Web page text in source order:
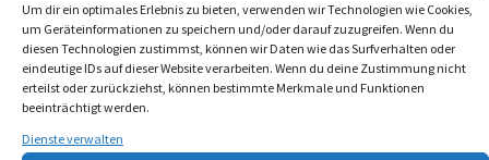
Um dir ein optimales Erlebnis zu bieten, verwenden wir Technologien wie Cookies,
um Geräteinformationen zu speichern und/oder darauf zuzugreifen. Wenn du
diesen Technologien zustimmst, können wir Daten wie das Surfverhalten oder
eindeutige IDs auf dieser Website verarbeiten. Wenn du deine Zustimmung nicht
erteilst oder zurückziehst, können bestimmte Merkmale und Funktionen
beeinträchtigt werden.
Dienste verwalten
ABOS
1
ACCESSOIRES
5
BEKLEIDUNG
BROSCHÜREN
MESSER